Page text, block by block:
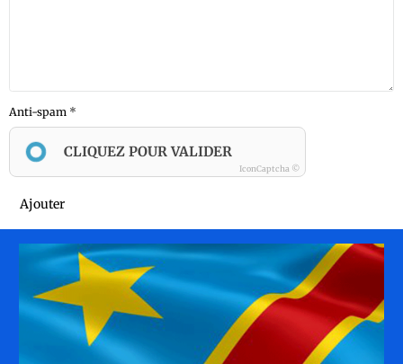
Anti-spam
CLIQUEZ POUR VALIDER
IconCaptcha ©
Ajouter